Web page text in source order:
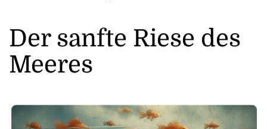
Der sanfte Riese des
Meeres